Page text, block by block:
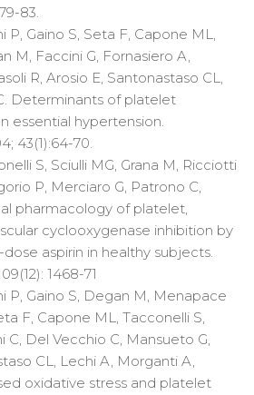
83.
P, Gaino S, Seta F, Capone ML,
M, Faccini G, Fornasiero A,
R, Arosio E, Santonastaso CL,
Determinants of platelet
essential hypertension.
43(1):64-70.
S, Sciulli MG, Grana M, Ricciotti
P, Merciaro G, Patrono C,
pharmacology of platelet,
cyclooxygenase inhibition by
aspirin in healthy subjects.
1468-71
P, Gaino S, Degan M, Menapace
F, Capone ML, Tacconelli S,
C, Del Vecchio C, Mansueto G,
CL, Lechi A, Morganti A,
oxidative stress and platelet